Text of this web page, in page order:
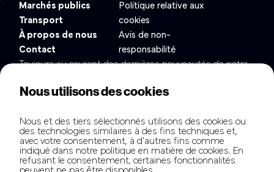
Marchés publics
Transport
À propos de nous
Contact
Politique relative aux
cookies
Avis de non-
responsabilité
Toujours au courant des dernières nouveautés de notre
Nous utilisons des cookies
Nous et des tiers sélectionnés utilisons des cookies ou
des technologies similaires à des fins techniques et,
avec votre consentement, à d'autres fins comme
indiqué dans notre politique en matière de cookies. En
refusant le consentement, certaines fonctionnalités